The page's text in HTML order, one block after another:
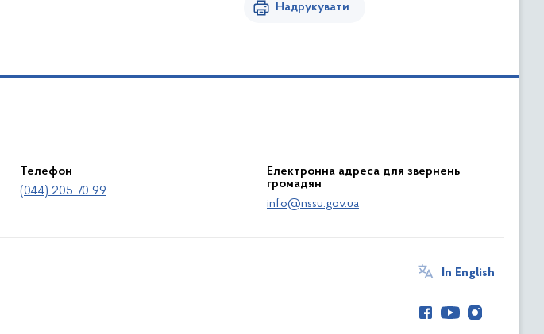
Надрукувати
Телефон
(044) 205 70 99
Електронна адреса для звернень
громадян
info@nssu.gov.ua
In English